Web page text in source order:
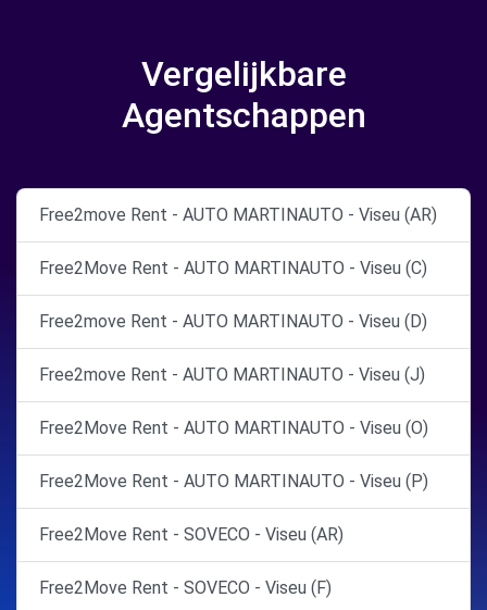
Vergelijkbare
Agentschappen
Free2move Rent - AUTO MARTINAUTO - Viseu (AR)
Free2Move Rent - AUTO MARTINAUTO - Viseu (C)
Free2move Rent - AUTO MARTINAUTO - Viseu (D)
Free2move Rent - AUTO MARTINAUTO - Viseu (J)
Free2Move Rent - AUTO MARTINAUTO - Viseu (O)
Free2Move Rent - AUTO MARTINAUTO - Viseu (P)
Free2Move Rent - SOVECO - Viseu (AR)
Free2Move Rent - SOVECO - Viseu (F)